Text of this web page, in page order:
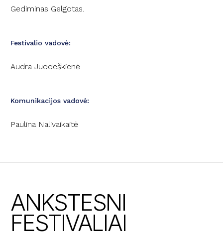
Gediminas Gelgotas.
Festivalio vadovė:
Audra Juodeškienė
Komunikacijos vadovė:
Paulina Nalivaikaitė
ANKSTESNI
FESTIVALIAI